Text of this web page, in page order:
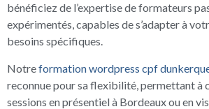
bénéficiez de l’expertise de formateurs
expérimentés, capables de s’adapter à
besoins spécifiques.
Notreformation wordpress cpf
reconnue pour sa flexibilité, permettant à
sessions en présentiel à Bordeaux ou en